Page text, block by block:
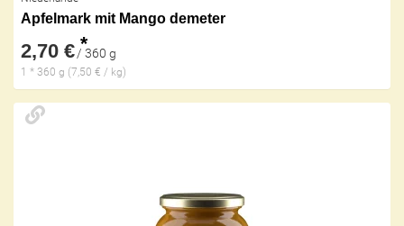
Apfelmark mit Mango demeter
2,70 € *
/ 360 g
1 * 360 g (7,50 € / kg)